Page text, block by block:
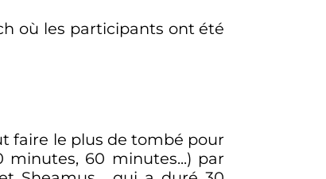
où les participants ont été
faire le plus de tombé pour
60 minutes...) par